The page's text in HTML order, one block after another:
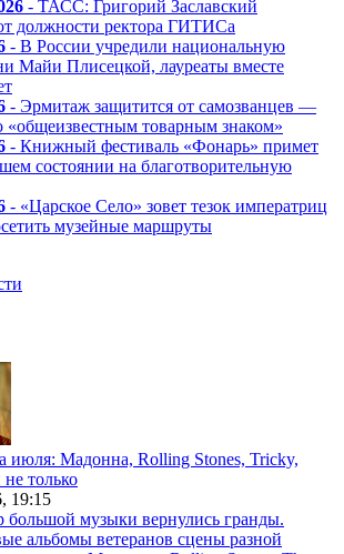
- ТАСС: Григорий Заславский
должности ректора ГИТИСа
- В России учредили национальную
Майи Плисецкой, лауреаты вместе
- Эрмитаж защитится от самозванцев —
«общеизвестным товарным знаком»
- Книжный фестиваль «Фонарь» примет
состоянии на благотворительную
- «Царское Село» зовет тезок императриц
музейные маршруты
июля: Мадонна, Rolling Stones, Tricky,
только
19:15
музыки вернулись гранды.
альбомы ветеранов сцены разной